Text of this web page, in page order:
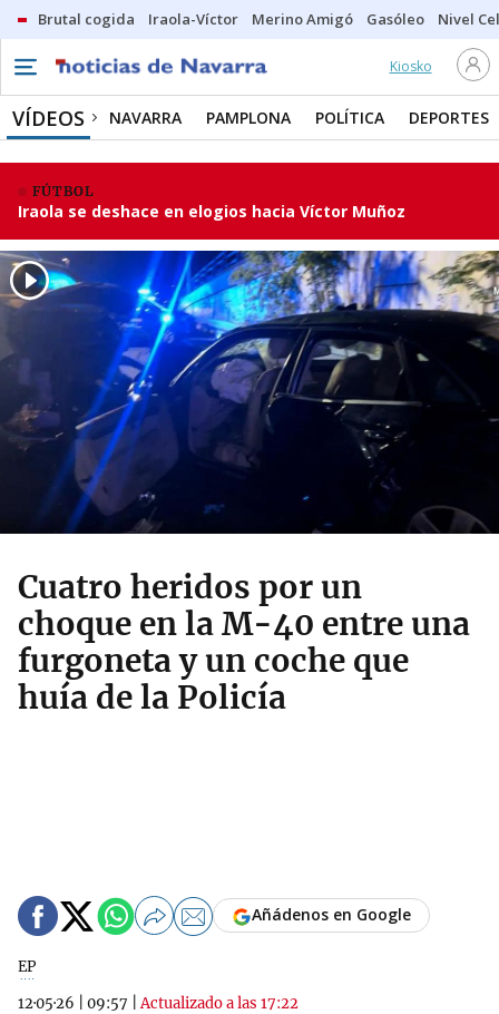
Brutal cogida Iraola-Víctor Merino Amigó Gasóleo Nivel
Kiosko
VÍDEOS NAVARRA PAMPLONA POLÍTICA DEPORTES
FÚTBOL
Iraola se deshace en elogios hacia Víctor Muñoz
Cuatro heridos por un
choque en la M-40 entre una
furgoneta y un coche que
huía de la Policía
EP
12·05·26
09:57 |Actualizado a las 17:22
Añádenos en Google